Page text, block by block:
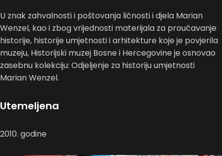
U znak zahvalnosti i poštovanja ličnosti i djela Marian
Wenzel, kao i zbog vrijednosti materijala za proučavanje
historije, historije umjetnosti i arhitekture koje je povjerila
muzeju, Historijski muzej Bosne i Hercegovine je osnovao
zasebnu kolekciju: Odjeljenje za historiju umjetnosti
Marian Wenzel.
Utemeljena
2010. godine